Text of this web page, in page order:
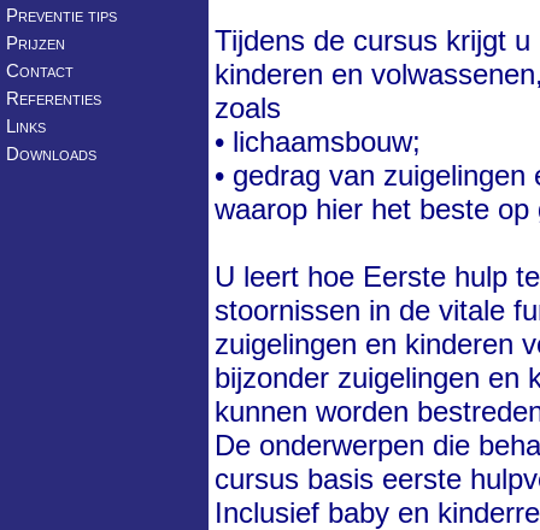
Preventie tips
Prijzen
Contact
Referenties
Links
Downloads
Tijdens de cursus krijgt
kinderen en
zoals
• lichaamsbouw;
• gedrag van
waarop hier het beste
U leert hoe Eerste hulp
stoornissen in de vitale
zuigelingen en kinderen
bijzonder zuigelingen en
kunnen worden
De onderwerpen die
cursus basis eerste
Inclusief baby en